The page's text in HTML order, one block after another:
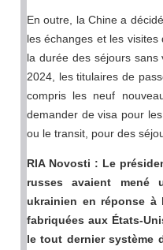
En outre, la Chine a
les échanges et les visites
la durée des séjours
2024, les titulaires de
compris les neuf
demander de visa pour
ou le transit, pour des
RIA Novosti : Le
russes avaient mené
ukrainien en réponse à
fabriquées aux États-
le tout dernier système